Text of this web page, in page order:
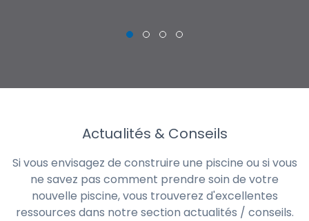
Actualités & Conseils
Si vous envisagez de construire une piscine ou si vous
ne savez pas comment prendre soin de votre
nouvelle piscine, vous trouverez d'excellentes
ressources dans notre section actualités / conseils.